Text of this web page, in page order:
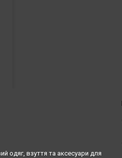
одяг, взуття та аксесуари для